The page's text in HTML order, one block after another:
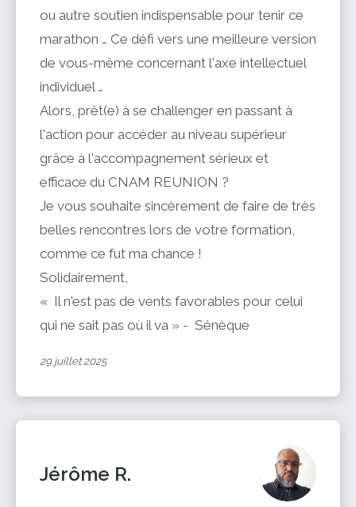
ou autre soutien indispensable pour tenir ce
marathon … Ce défi vers une meilleure version
de vous-même concernant l'axe intellectuel
individuel …
Alors, prêt(e) à se challenger en passant à
l'action pour accéder au niveau supérieur
grâce à l'accompagnement sérieux et
efficace du CNAM REUNION ?
Je vous souhaite sincèrement de faire de très
belles rencontres lors de votre formation,
comme ce fut ma chance !
Solidairement,
« Il n'est pas de vents favorables pour celui
qui ne sait pas où il va » - Sénèque
29 juillet 2025
Jérôme R.